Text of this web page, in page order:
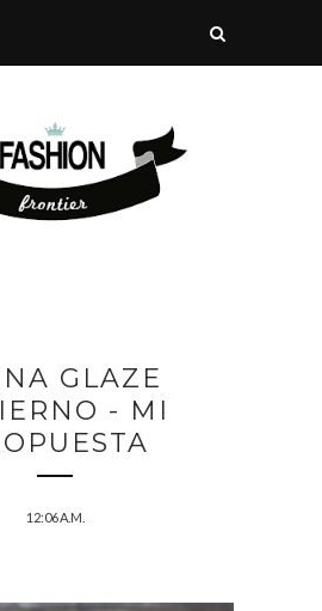
GLAZE
- MI
12:06 A.M.